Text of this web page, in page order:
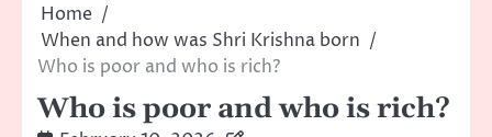
Home
When and how was Shri Krishna born
Who is poor and who is rich?
Who is poor and who is rich?